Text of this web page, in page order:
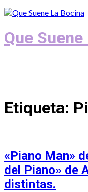
Que
Etiqueta:
«Piano Man»
del Piano» de
distintas.